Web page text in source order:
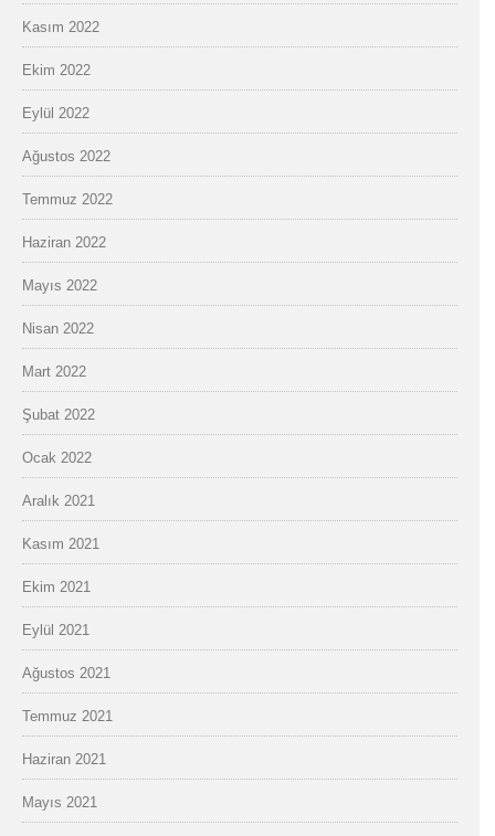
Kasım 2022
Ekim 2022
Eylül 2022
Ağustos 2022
Temmuz 2022
Haziran 2022
Mayıs 2022
Nisan 2022
Mart 2022
Şubat 2022
Ocak 2022
Aralık 2021
Kasım 2021
Ekim 2021
Eylül 2021
Ağustos 2021
Temmuz 2021
Haziran 2021
Mayıs 2021